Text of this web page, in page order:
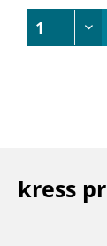
kress